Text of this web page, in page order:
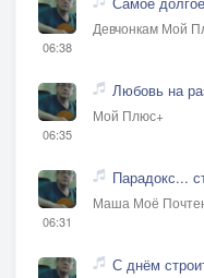
06:38
Девчонкам Мой
06:35
Любовь на
Мой Плюс+
06:31
Парадокс...
Маша Моё
С днём